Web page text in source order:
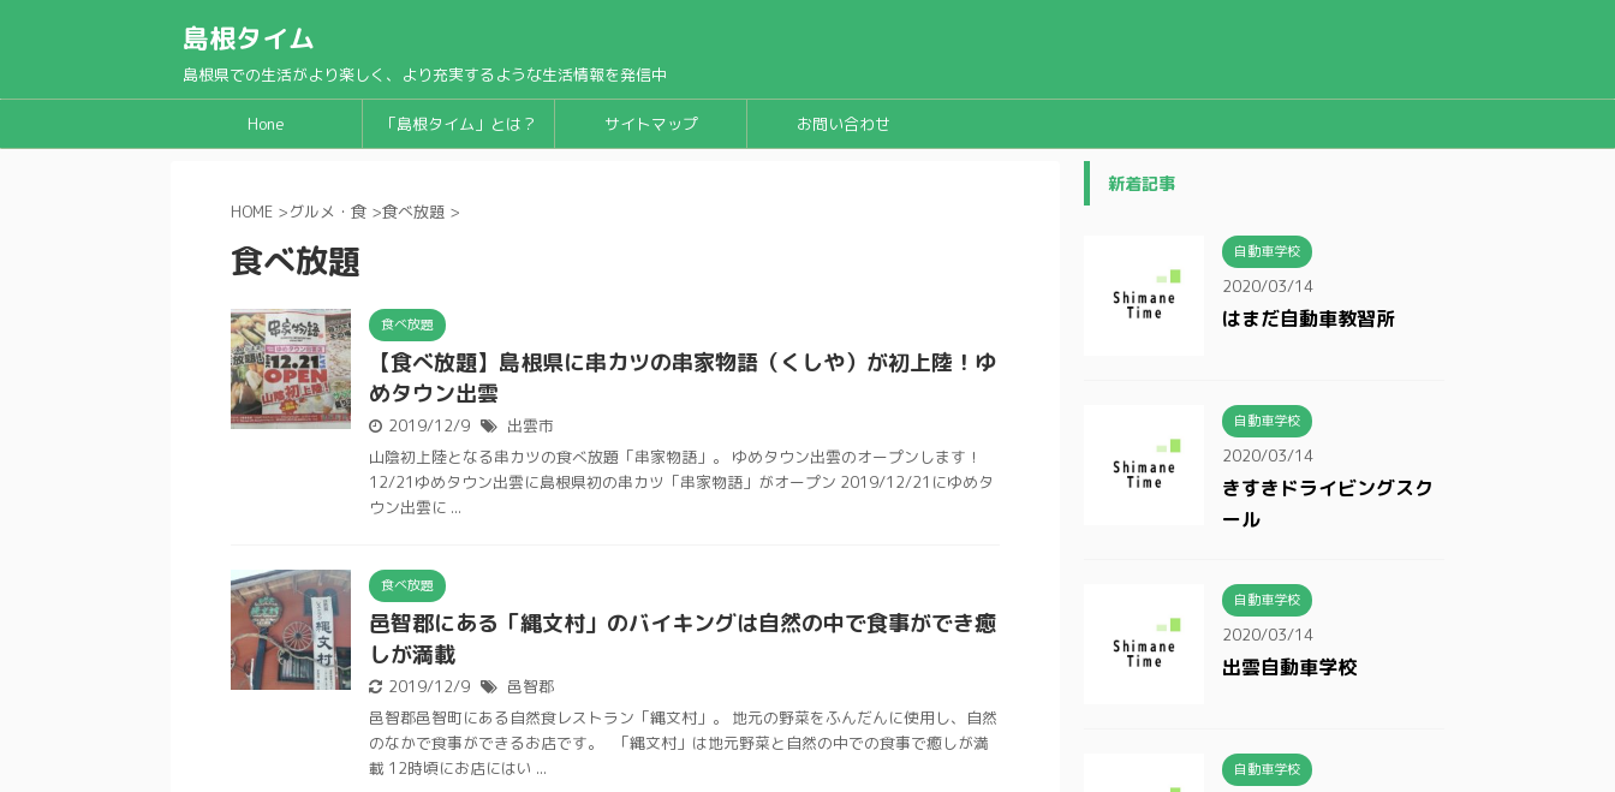
島根タイム
島根県での生活がより楽しく、より充実するような生活情報を発信中
Hone 「島根タイム」とは？ サイトマップ お問い合わせ
HOME >グルメ・食 >食べ放題 >
食べ放題
食べ放題
【食べ放題】島根県に串カツの串家物語（くしや）が初上陸！ゆ
めタウン出雲
2019/12/9
出雲市
山陰初上陸となる串カツの食べ放題「串家物語」。 ゆめタウン出雲のオープンします！
12/21ゆめタウン出雲に島根県初の串カツ「串家物語」がオープン 2019/12/21にゆめタ
ウン出雲に ...
食べ放題
邑智郡にある「縄文村」のバイキングは自然の中で食事ができ癒
しが満載
2019/12/9
邑智郡
邑智郡邑智町にある自然食レストラン「縄文村」。 地元の野菜をふんだんに使用し、自然
のなかで食事ができるお店です。 「縄文村」は地元野菜と自然の中での食事で癒しが満
載 12時頃にお店にはい ...
新着記事
自動車学校
2020/03/14
はまだ自動車教習所
自動車学校
2020/03/14
きすきドライビングスク
ール
自動車学校
2020/03/14
出雲自動車学校
自動車学校